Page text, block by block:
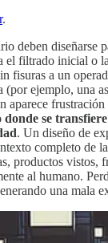
.
deben diseñarse
el filtrado inicial o
fisuras a un
(por ejemplo, una
aparece frustración
se
. Un diseño de
completo de
productos vistos,
al humano.
una mala